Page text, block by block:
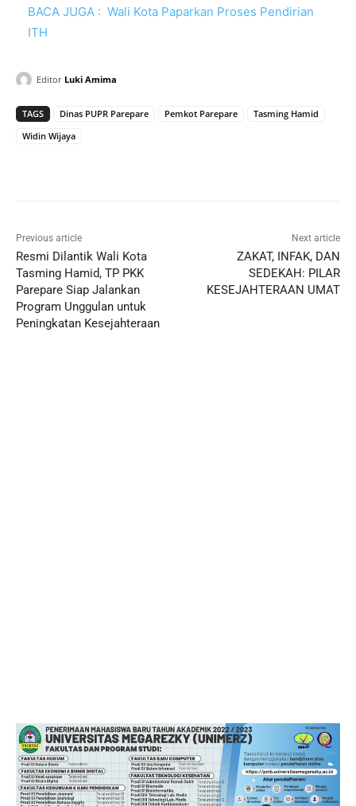
BACA JUGA : Wali Kota Paparkan Proses Pendirian
ITH
Editor Luki Amima
TAGS Dinas PUPR Parepare Pemkot Parepare
Tasming Hamid
Widin Wijaya
Previous article
Resmi Dilantik Wali Kota
Tasming Hamid, TP PKK
Parepare Siap Jalankan
Program Unggulan untuk
Peningkatan Kesejahteraan
Next article
ZAKAT, INFAK, DAN
SEDEKAH: PILAR
KESEJAHTERAAN UMAT